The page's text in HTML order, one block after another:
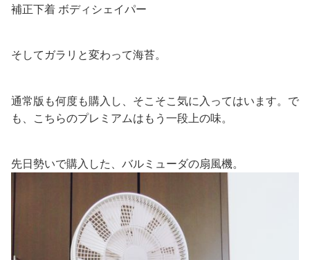
補正下着 ボディシェイパー
そしてガラリと変わって海苔。
通常版も何度も購入し、そこそこ気に入ってはいます。で
も、こちらのプレミアムはもう一段上の味。
先日勢いで購入した、バルミューダの扇風機。